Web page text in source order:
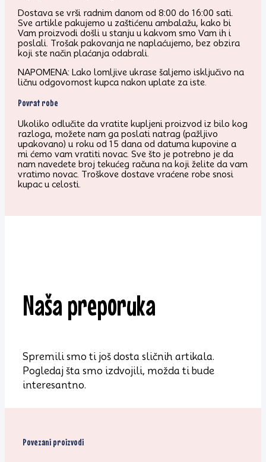
Dostava se vrši radnim danom od 8:00 do 16:00 sati.
Sve artikle pakujemo u zaštićenu ambalažu, kako bi
Vam proizvodi došli u stanju u kakvom smo Vam ih i
poslali. Trošak pakovanja ne naplaćujemo, bez obzira
koji ste način plaćanja odabrali.
NAPOMENA: Lako lomljive ukrase šaljemo isključivo na
ličnu odgovornost kupca nakon uplate za iste.
Povrat robe
Ukoliko odlučite da vratite kupljeni proizvod iz bilo kog
razloga, možete nam ga poslati natrag (pažljivo
upakovano) u roku od 15 dana od datuma kupovine a
mi ćemo vam vratiti novac. Sve što je potrebno je da
nam navedete broj tekućeg računa na koji želite da vam
vratimo novac. Troškove dostave vraćene robe snosi
kupac u celosti.
Naša preporuka
Spremili smo ti još dosta sličnih artikala.
Pogledaj šta smo izdvojili, možda ti bude
interesantno.
Povezani proizvodi